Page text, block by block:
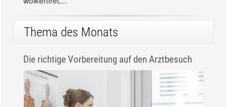
Thema des Monats
Die richtige Vorbereitung auf den Arztbesuch